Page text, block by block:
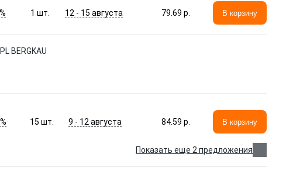
1 шт. 12 - 15 августа 79.69 p. В корзину
BERGKAU
15шт. 9 - 12 августа 84.59 p. В корзину
Показать еще 2 предложения